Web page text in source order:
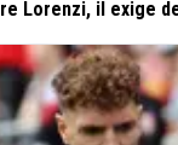
Lorenzi, il exige